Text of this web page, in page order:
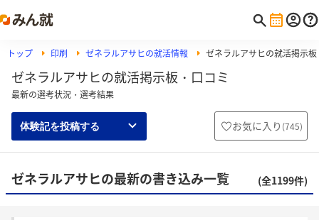
トップ 印刷 ゼネラルアサヒの就活情報 ゼネラルアサヒの就活掲示板
ゼネラルアサヒの就活掲示板・口コミ
最新の選考状況・選考結果
体験記を投稿する お気に入り (745)
ゼネラルアサヒの最新の書き込み一覧 (全1199件)